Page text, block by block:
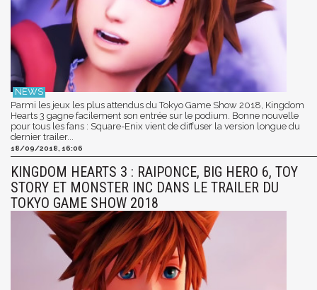
Parmi les jeux les plus attendus du Tokyo Game Show 2018, Kingdom
Hearts 3 gagne facilement son entrée sur le podium. Bonne nouvelle
pour tous les fans : Square-Enix vient de diffuser la version longue du
dernier trailer...
18/09/2018, 16:06
KINGDOM HEARTS 3 : RAIPONCE, BIG HERO 6, TOY
STORY ET MONSTER INC DANS LE TRAILER DU
TOKYO GAME SHOW 2018